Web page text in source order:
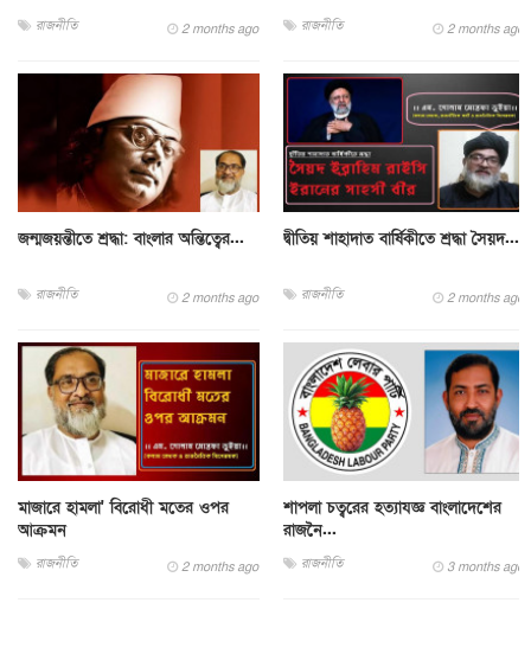
রাজনীতি 2 months ago রাজনীতি 2 months ago
জন্মজয়ন্তীতে শ্রদ্ধা: বাংলার অন্তিত্বের...
রাজনীতি 2 months ago
দ্বীতিয় শাহাদাত বার্ষিকীতে শ্রদ্ধা সৈয়দ...
রাজনীতি 2 months ago
মাজারে হামলা' বিরোধী মতের ওপর
আক্রমন
রাজনীতি 2 months ago
শাপলা চত্বরের হত্যাযজ্ঞ বাংলাদেশের
রাজনৈ...
রাজনীতি 3 months ago